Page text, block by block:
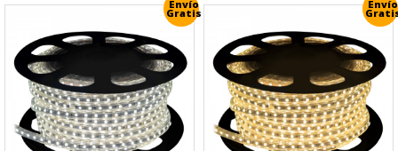
Envío
Gratis
Envío